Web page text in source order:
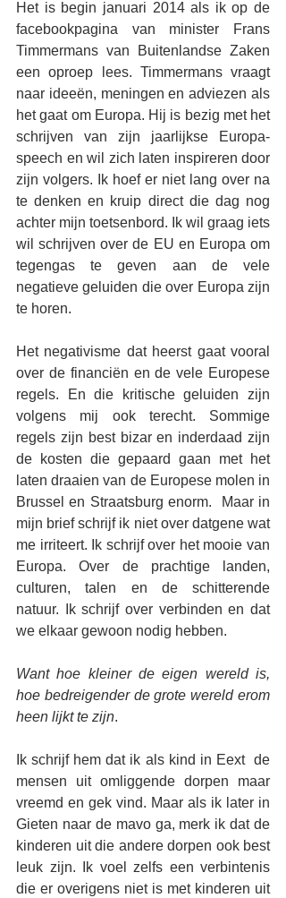
Het is begin januari 2014 als ik op de
facebookpagina van minister Frans
Timmermans van Buitenlandse Zaken
een oproep lees. Timmermans vraagt
naar ideeën, meningen en adviezen als
het gaat om Europa. Hij is bezig met het
schrijven van zijn jaarlijkse Europa-
speech en wil zich laten inspireren door
zijn volgers. Ik hoef er niet lang over na
te denken en kruip direct die dag nog
achter mijn toetsenbord. Ik wil graag iets
wil schrijven over de EU en Europa om
tegengas te geven aan de vele
negatieve geluiden die over Europa zijn
te horen.
Het negativisme dat heerst gaat vooral
over de financiën en de vele Europese
regels. En die kritische geluiden zijn
volgens mij ook terecht. Sommige
regels zijn best bizar en inderdaad zijn
de kosten die gepaard gaan met het
laten draaien van de Europese molen in
Brussel en Straatsburg enorm.  Maar in
mijn brief schrijf ik niet over datgene wat
me irriteert. Ik schrijf over het mooie van
Europa. Over de prachtige landen,
culturen, talen en de schitterende
natuur. Ik schrijf over verbinden en dat
we elkaar gewoon nodig hebben.
Want hoe kleiner de eigen wereld is,
hoe bedreigender de grote wereld erom
heen lijkt te zijn.
Ik schrijf hem dat ik als kind in Eext  de
mensen uit omliggende dorpen maar
vreemd en gek vind. Maar als ik later in
Gieten naar de mavo ga, merk ik dat de
kinderen uit die andere dorpen ook best
leuk zijn. Ik voel zelfs een verbintenis
die er overigens niet is met kinderen uit